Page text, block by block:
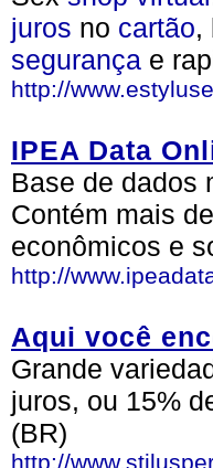
juros no cartão,
segurança e
http://
IPEA Data
Base de dados
Contém mais
econômicos e
http://
Aqui você
Grande
juros, ou 15%
(BR)
http://